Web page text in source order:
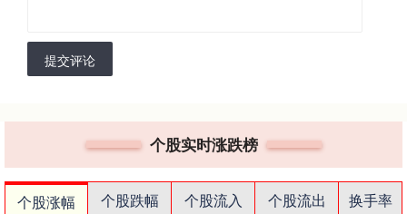
提交评论
个股实时涨跌榜
个股涨幅 个股跌幅 个股流入 个股流出
换手率